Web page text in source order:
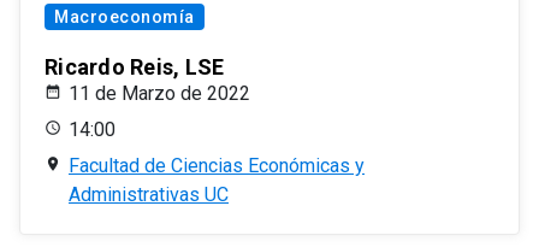
Macroeconomía
Ricardo Reis, LSE
11 de Marzo de 2022
14:00
Facultad de Ciencias Económicas y
Administrativas UC